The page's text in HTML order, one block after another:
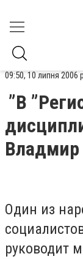
09:50, 10 липня 2006
”В
Владмир
Один из
руководит